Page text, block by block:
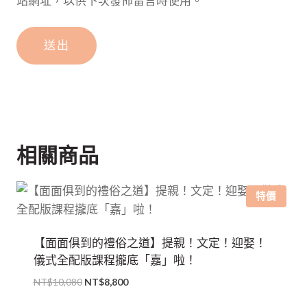
相關商品
特價
【面面俱到的禮俗之道】提親！文定！迎娶！
儀式全配版課程攏底「嘉」啦！
NT$10,080 原
NT$8,800目